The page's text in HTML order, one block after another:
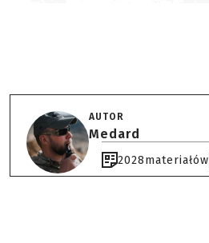
AUTOR
Medard
2028materiałów